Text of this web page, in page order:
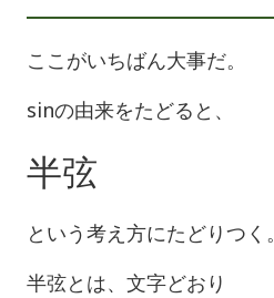
ここがいちばん大事だ。
sinの由来をたどると、
半弦
という考え方にたどりつく。
半弦とは、文字どおり